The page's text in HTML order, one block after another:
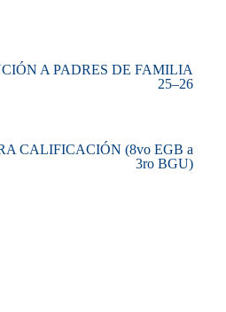
A PADRES DE FAMILIA
25–26
CALIFICACIÓN (8vo EGB a
3ro BGU)